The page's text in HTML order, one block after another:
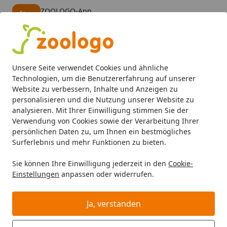
Unsere Seite verwendet Cookies und ähnliche
Technologien, um die Benutzererfahrung auf unserer
Website zu verbessern, Inhalte und Anzeigen zu
personalisieren und die Nutzung unserer Website zu
analysieren. Mit Ihrer Einwilligung stimmen Sie der
Verwendung von Cookies sowie der Verarbeitung Ihrer
persönlichen Daten zu, um Ihnen ein bestmögliches
Surferlebnis und mehr Funktionen zu bieten.
Sie können Ihre Einwilligung jederzeit in den Cookie-
Einstellungen anpassen oder widerrufen.
Ja, verstanden
ZOOLOGO-App
Alle Produkte
Mein Konto
Suchen
Startseite
Aquaristik Aquarienpflege Aquarium reinigen
EHEIM EHEIM Aquarien
Bodengrund-Reinigungsset 4002510